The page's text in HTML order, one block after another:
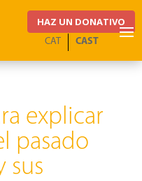
HAZ UN DONATIVO
CAST
CAT
explicar
pasado
sus